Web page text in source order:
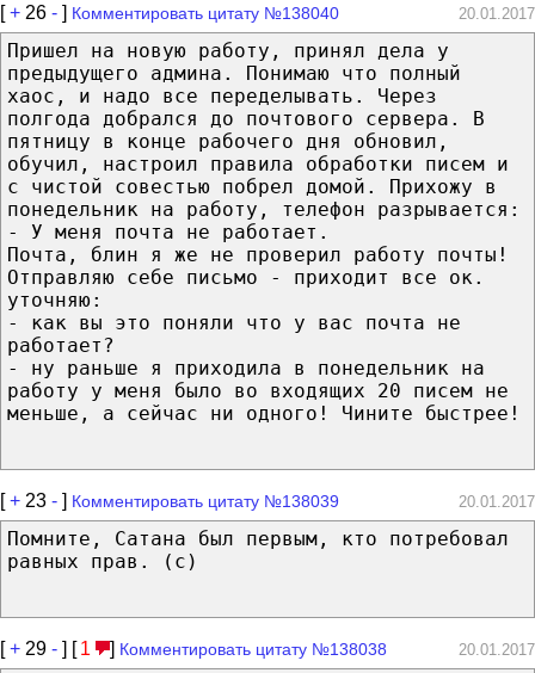
[+ 26 - ] Комментировать цитату №138040 20.01.2017
Пришел на новую работу, принял дела у
предыдущего админа. Понимаю что полный
хаос, и надо все переделывать. Через
полгода добрался до почтового сервера. В
пятницу в конце рабочего дня обновил,
обучил, настроил правила обработки писем и
с чистой совестью побрел домой. Прихожу в
понедельник на работу, телефон разрывается:
- У меня почта не работает.
Почта, блин я же не проверил работу почты!
Отправляю себе письмо - приходит все ок.
уточняю:
- как вы это поняли что у вас почта не
работает?
- ну раньше я приходила в понедельник на
работу у меня было во входящих 20 писем не
меньше, а сейчас ни одного! Чините быстрее!
[+ 23 - ] Комментировать цитату №138039 20.01.2017
Помните, Сатана был первым, кто потребовал
равных прав. (с)
[+ 29 - ] [ 1 ] Комментировать цитату №138038 20.01.2017